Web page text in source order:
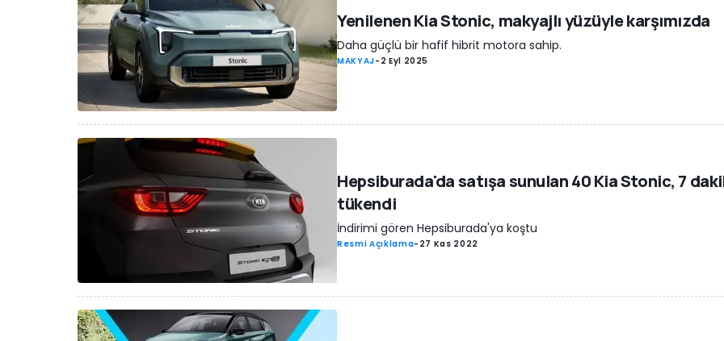
Yenilenen Kia Stonic, makyajlı yüzüyle karşımızda
Daha güçlü bir hafif hibrit motora sahip.
MAKYAJ- 2 Eyl 2025
Hepsiburada'da satışa sunulan 40 Kia Stonic, 7
tükendi
İndirimi gören Hepsiburada'ya koştu
Resmi Açıklama- 27 Kas 2022